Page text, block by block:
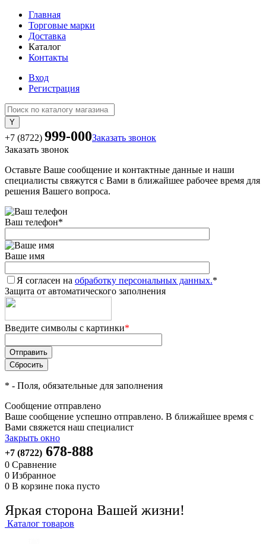
Главная
Торговые марки
Доставка
Каталог
Контакты
Вход
Регистрация
+7 (8722) 999-000Заказать звонок
Заказать звонок
Оставьте Ваше сообщение и контактные данные и наши
специалисты свяжутся с Вами в ближайшее рабочее время для
решения Вашего вопроса.
Ваш телефон*
Ваше имя
Я согласен на обработку персональных данных.*
Защита от автоматического заполнения
Введите символы с картинки*
* - Поля, обязательные для заполнения
Сообщение отправлено
Ваше сообщение успешно отправлено. В ближайшее время с
Вами свяжется наш специалист
Закрыть окно
+7 (8722) 678-888
0 Сравнение
0 Избранное
0 В корзине пока пусто
Яркая сторона Вашей жизни!
Каталог товаров